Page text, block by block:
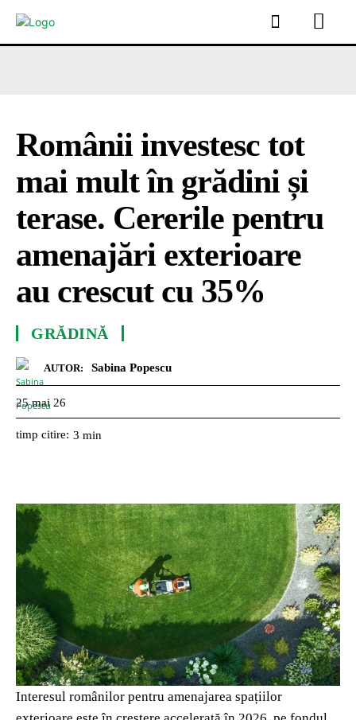
Românii investesc tot
mai mult în grădini și
terase. Cererile pentru
amenajări exterioare
au crescut cu 35%
GRĂDINĂ
AUTOR: Sabina Popescu
25 mai 26
timp citire: 3 min
Interesul românilor pentru amenajarea spațiilor